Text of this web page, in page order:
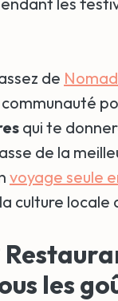
de
qui te
de la
voyage seule
culture locale
les